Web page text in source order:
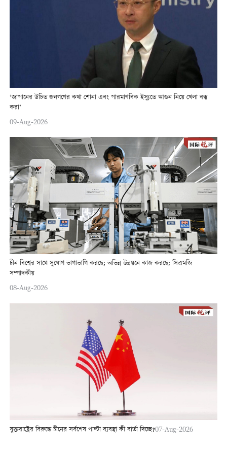
‘জাপানের উচিত জনগণের কথা শোনা এবং পারমাণবিক ইস্যুতে আগুন নিয়ে খেলা বন্ধ
করা’
09-Aug-2026
চীন বিশ্বের সাথে সুযোগ ভাগাভাগি করছে; অভিন্ন উন্নয়নে কাজ করছে: সিএমজি
সম্পাদকীয়
08-Aug-2026
যুক্তরাষ্ট্রের বিরুদ্ধে চীনের সর্বশেষ পাল্টা ব্যবস্থা কী বার্তা দিচ্ছে?07-Aug-2026